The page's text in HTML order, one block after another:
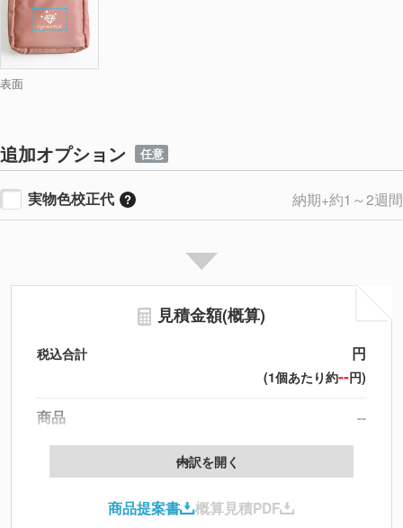
表面
追加オプション 任意
実物色校正代 納期+約1～2週間
見積金額(概算)
税込合計 円
(1個あたり約--円)
商品
--
製版代
印刷代
北海道・沖縄・離島 別途
内訳を開く
商品提案書 概算見積PDF